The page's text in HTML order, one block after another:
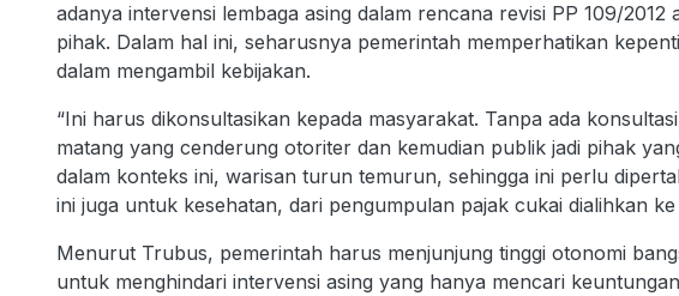
adanya intervensi lembaga asing dalam rencana revisi PP 109/
pihak. Dalam hal ini, seharusnya pemerintah memperhatikan
dalam mengambil kebijakan.
“Ini harus dikonsultasikan kepada masyarakat. Tanpa ada
matang yang cenderung otoriter dan kemudian publik jadi pihak
dalam konteks ini, warisan turun temurun, sehingga ini perlu
ini juga untuk kesehatan, dari pengumpulan pajak cukai dialihkan
Menurut Trubus, pemerintah harus menjunjung tinggi otonomi
untuk menghindari intervensi asing yang hanya mencari